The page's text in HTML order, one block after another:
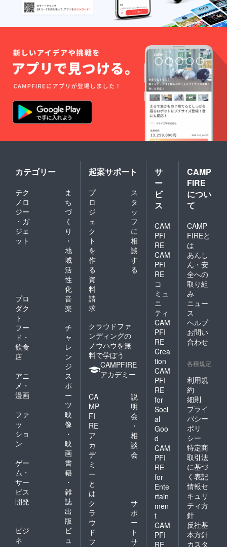
をご記
入くだ
さい。
方は、
リター
ン返信
メール
でお知
らせく
ださ
い。 ★
全リ
ターン
せ支
す。
掲載不
要とさ
せてい
ただき
★全リ
ターン
「上乗
せ支
援」が
可能で
す。
す。 ※
こちら
からの
メール
がない
場合は
掲載不
要とさ
せてい
ただき
ます。
★全リ
ターン
せ支
援」が
可能で
供いた
しま
す。 ■
オリジ
テッ
カーご
提供 ※
白黒1枚
づつ ■
お礼の
メッ
セージ
※ 主催
感謝の
メッ
セージ
りいた
しま
す。 ■
公式HP
にお名
前を掲
載 ※ 公
お名前
を掲載
させて
いただ
きま
す。 ※
支援
時、必
ず備考
欄にご
希望の
お名前
をご記
入くだ
さい。
※ 掲載
方は、
ン返信
メール
でお知
らせく
い。 ■
上映前
のオー
プニン
グクレ
ジット
映像に
掲載 ※
上映前
に巨大
リーン
にお名
前がな
がれま
す。 ※
をご提
供いた
しま
す。 ■
ナルス
テッ
カーご
提供 ※
白黒1枚
づつ ■
お礼の
メッ
セージ
者より
感謝の
メッ
をお送
りいた
しま
す。 ■
公式HP
にお名
前を掲
式HPに
お名前
を掲載
させて
いただ
きま
す。 ※
支援
時、必
ず備考
欄にご
希望の
お名前
をご記
入くだ
さい。
不要の
リター
ン返信
メール
でお知
らせく
ださ
い。 ■
上映前
のオー
プニン
グクレ
ジット
映像に
掲載 ※
上映前
に巨大
リーン
にお名
前がな
がれま
ケット
です。
※同日に
複数車
ご利用
も複数
日１車
両での
ご利用
も可能
です。
※車両に
乗って
数分の
ポップ
コーン
み物
（ソフ
トドリ
ンク）
をご提
供いた
オリジ
ナルス
テッ
カーご
提供 ※
白黒1枚
づつ ■
お礼の
メッ
セージ
※ 主催
者より
感謝の
メッ
セージ
をお送
しま
公式HP
にお名
前を掲
載 ※ 公
式HPに
お名前
を掲載
させて
いただ
きま
す。 ※
支援
時、必
ず備考
欄にご
希望の
お名前
をご記
入くだ
さい。
※ 掲載
カテゴリー
テク
ノロ
ジー
・ガ
ジェ
ット
ま
ち
づ
く
り
・
地
域
活
性
化
プロ
ダク
ト
音
楽
フー
ド・
飲食
店
チ
ャ
レ
ン
ジ
アニ
メ・
漫画
ス
ポ
ー
ツ
ファ
ッ
ショ
ン
映
像
・
映
画
ゲー
ム・
サー
ビス
開発
書
籍
・
雑
誌
出
版
ビジ
ネ
ビ
ュ
起案サポート
プ
ロ
ジ
ェ
ク
ト
を
作
る
ス
タ
ッ
フ
に
相
談
す
る
資
料
請
求
クラウドファ
ンディングの
ノウハウを無
料で学ぼう
CAMPFIRE
アカデミー
CA
MP
FI
RE
ア
カ
デ
ミ
ー
と
は
説
明
会
・
相
談
会
ク
ラ
ウ
ド
フ
サ
ポ
ー
ト
サ
サ
ー
ビ
ス
CAM
PFI
RE
CAM
PFI
RE
コ
ミュ
ニ
ティ
CAM
PFI
RE
Crea
tion
CAM
PFI
RE
for
Soci
al
Goo
d
CAM
PFI
RE
for
Ente
rtain
men
t
CAM
PFI
RE
CAMP
FIRE
につい
て
CAMP
FIREと
は
あんし
ん・安
全への
取り組
み
ニュー
ス
ヘルプ
お問い
合わせ
各種規定
利用規
約
細則
プライ
バシー
ポリ
シー
特定商
取引法
に基づ
く表記
情報セ
キュリ
ティ方
針
反社基
本方針
カスタ